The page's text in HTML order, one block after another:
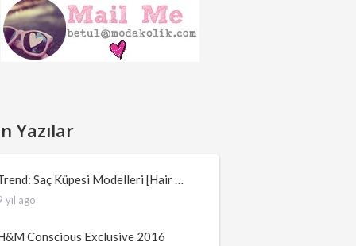
Yazılar
Saç Küpesi Modelleri [Hair …
yıl ago
Conscious Exclusive 2016